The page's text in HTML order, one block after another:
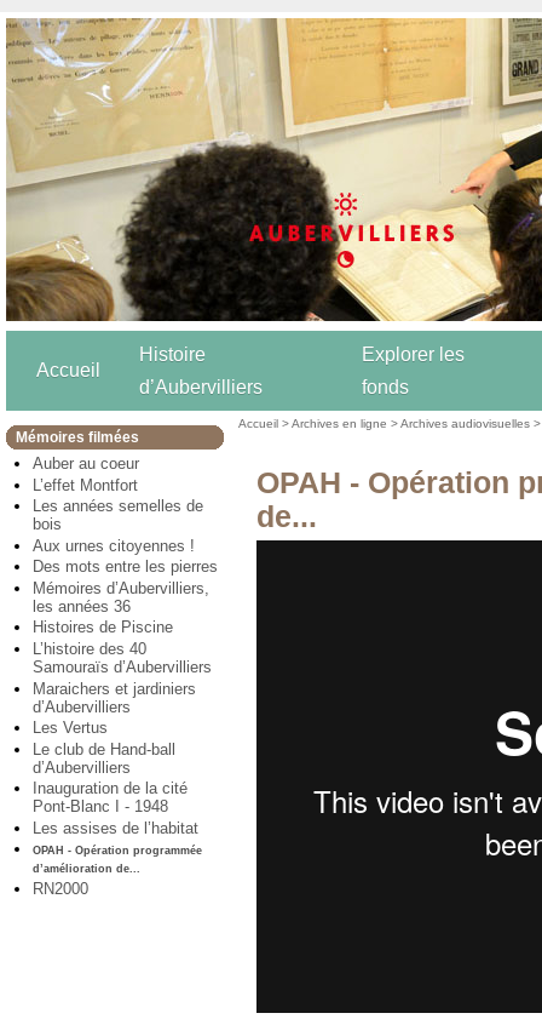
Accueil
Histoire
d’Aubervilliers
Explorer les
fonds
Mémoires filmées
Auber au coeur
L’effet Montfort
Les années semelles de
bois
Aux urnes citoyennes !
Des mots entre les pierres
Mémoires d’Aubervilliers,
les années 36
Histoires de Piscine
L’histoire des 40
Samouraïs d’Aubervilliers
Maraichers et jardiniers
d’Aubervilliers
Les Vertus
Le club de Hand-ball
d’Aubervilliers
Inauguration de la cité
Pont-Blanc I - 1948
Les assises de l’habitat
OPAH - Opération programmée
d’amélioration de...
RN2000
Accueil >Archives en ligne >Archives audiovisuelles
OPAH - Opération
de...